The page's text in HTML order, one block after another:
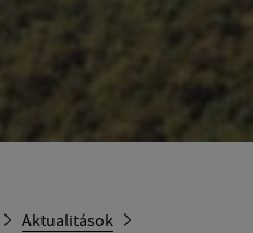
Aktualitások